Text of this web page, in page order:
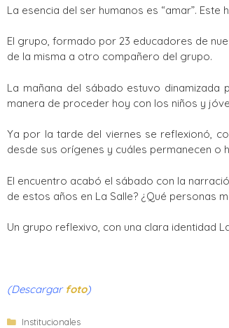
La esencia del ser humanos es “amar”. Este
El grupo, formado por 23 educadores de
de la misma a otro compañero del grupo.
La mañana del sábado estuvo dinamizada
manera de proceder hoy con los niños y
Ya por la tarde del viernes se reflexionó,
desde sus orígenes y cuáles permanecen o
El encuentro acabó el sábado con la
de estos años en La Salle? ¿Qué personas
Un grupo reflexivo, con una clara identidad
(Descargar foto)
Institucionales